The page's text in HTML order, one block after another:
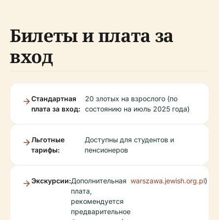
Билеты и плата за
вход
Стандартная
плата за вход:
20 злотых на взрослого (по
состоянию на июль 2025 года)
Льготные
тарифы:
Доступны для студентов и
пенсионеров
Экскурсии:Дополнительная
плата,
рекомендуется
предварительное
warszawa.jewish.org.pl)